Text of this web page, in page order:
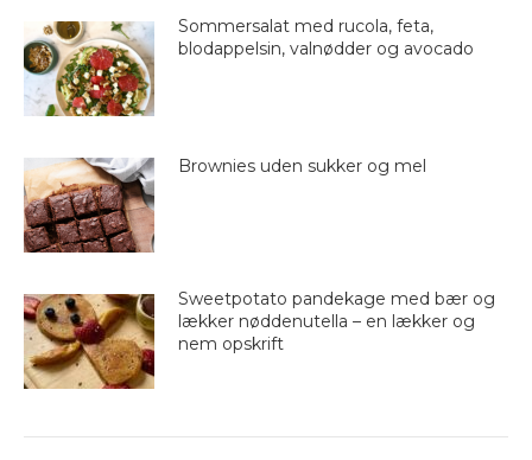
Sommersalat med rucola, feta,
blodappelsin, valnødder og avocado
Brownies uden sukker og mel
Sweetpotato pandekage med bær og
lækker nøddenutella – en lækker og
nem opskrift